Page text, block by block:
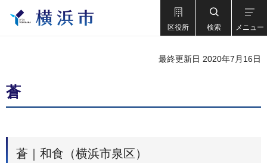
区役所 検索 メニュー
最終更新日 2020年7月16日
蒼
蒼｜和食（横浜市泉区）